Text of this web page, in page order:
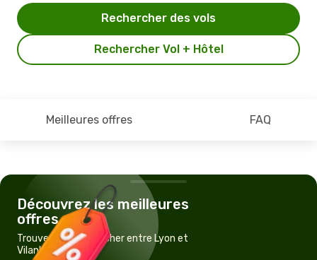
Rechercher Vol + Hôtel
Rechercher des vols
Meilleures offres FAQ
Découvrez les meilleures
offres
Trouvez un vol pas cher entre Lyon et
Vilankulos